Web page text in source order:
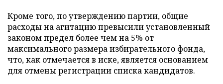
Кроме того, по утверждению партии, общие
расходы на агитацию превысили установленный
законом предел более чем на 5% от
максимального размера избирательного фонда,
что, как отмечается в иске, является основанием
для отмены регистрации списка кандидатов.